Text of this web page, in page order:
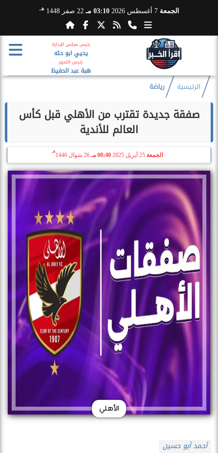
الجمعة 7 أغسطس 2026 03:10 مـ 22 صفر 1448 هـ
رئيس مجلس الإدارة
يحيي ابو حته
رئيس التحرير
هبة عبد الحفيظ
الرئيسية رياضة
صفقة جديدة تقترب من الأهلي قبل كأس
العالم للأندية
الجمعة 25 أبريل 2025 08:40 مـ 26 شوال 1446
هـ
الأهلي
أحمد أبو حسين